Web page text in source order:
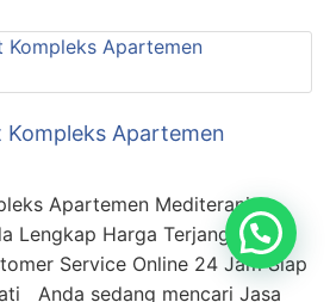
Apartemen
Apartemen Mediterania
Lengkap Harga Terjangkau
Service Online 24 Jam Siap
Anda sedang mencari Jasa